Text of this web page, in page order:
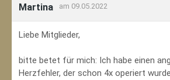
Martina am 09.05.2022
Liebe Mitglieder,
bitte betet für mich: Ich habe einen
Herzfehler, der schon 4x operiert